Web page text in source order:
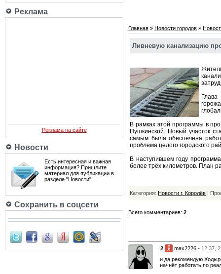
Реклама
Реклама на сайте
Новости
Есть интересная и важная
информация? Пришлите
материал для публикации в
разделе "Новости"
Сохранить в соцсети
Главная » Новости городов »
Ливневую канализацию
В рамках этой программы в
Пушкинской. Новый участок
самым была обеспечена
проблема целого городского
В наступившем году
более трёх километров. План
Категория: Новости г. Королёв |
Всего комментариев: 2
2 max2226 • 12:37,
и да,рекомендую
начнёт работать по